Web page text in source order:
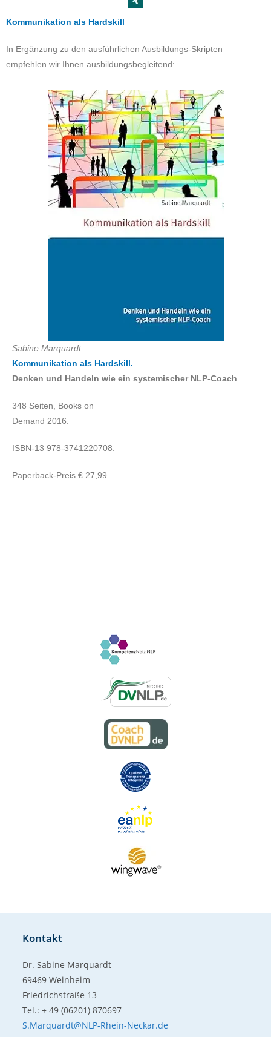
Kommunikation als Hardskill
In Ergänzung zu den ausführlichen Ausbildungs-Skripten
empfehlen wir Ihnen ausbildungsbegleitend:
Sabine Marquardt:
Kommunikation als Hardskill.
Denken und Handeln wie ein systemischer NLP-Coach
348 Seiten, Books on
Demand 2016.
ISBN-13 978-3741220708.
Paperback-Preis € 27,99.
Kontakt
Dr. Sabine Marquardt
69469 Weinheim
Friedrichstraße 13
Tel.: + 49 (06201) 870697
S.Marquardt@NLP-Rhein-Neckar.de